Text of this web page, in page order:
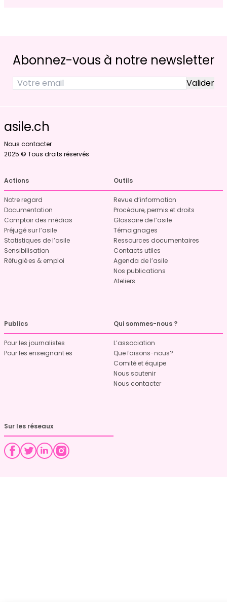
Abonnez-vous à notre newsletter
asile.ch
Nous contacter
2025 © Tous droits réservés
Actions
Notre regard
Documentation
Comptoir des médias
Préjugé sur l’asile
Statistiques de l’asile
Sensibilisation
Réfugié·es & emploi
Outils
Revue d’information
Procédure, permis et droits
Glossaire de l’asile
Témoignages
Ressources documentaires
Contacts utiles
Agenda de l’asile
Nos publications
Ateliers
Publics
Pour les journalistes
Pour les enseignant·es
Qui sommes-nous ?
L’association
Que faisons-nous?
Comité et équipe
Nous soutenir
Nous contacter
Sur les réseaux